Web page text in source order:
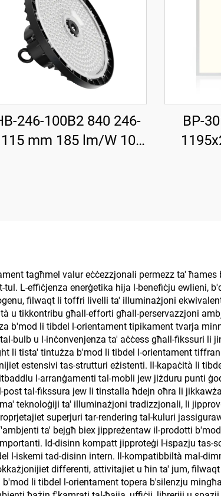
246-100B2 840 246-
mm 185 lm/W 100
BP-
tagħmel valur eċċezzjonali permezz ta'
L-effiċjenza enerġetika hija l-benefiċju ewlieni,
filwaqt li toffri livelli ta' illuminażjoni
u tikkontribu għall-efforti għall-perservazzjoni
b'mod li tibdel l-orientament tipikament tvarja
bulb u l-inċonvenjenza ta' aċċess għall-fikssuri
li tista' tintużza b'mod li tibdel l-orientament
estensivi tas-strutturi eżistenti. Il-kapaċità li
l-arranġamenti tal-mobli jew jiżduru punti
tal-fikssura jew li tinstalla ħdejn oħra li
teknoloġiji ta' illuminażjoni tradizzjonali, li
superjuri tar-rendering tal-kuluri
ta' bejgħ biex jippreżentaw il-prodotti
Id-disinn kompatt jipproteġi l-ispazju
l-iskemi tad-disinn intern. Il-kompatibbiltà mal-
differenti, attivitajiet u ħin ta' jum,
li tibdel l-orientament topera b'silenzju